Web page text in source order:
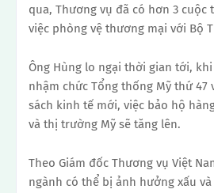
qua, Thương vụ đã có hơn 3 cuộc
việc phòng vệ thương mại với Bộ
Ông Hùng lo ngại thời gian tới,
nhậm chức Tổng thống Mỹ thứ 47
sách kinh tế mới, việc bảo hộ
và thị trường Mỹ sẽ tăng lên.
Theo Giám đốc Thương vụ Việt
ngành có thể bị ảnh hưởng xấu